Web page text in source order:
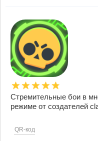
Стремительные бои в
режиме от создателей
QR-код